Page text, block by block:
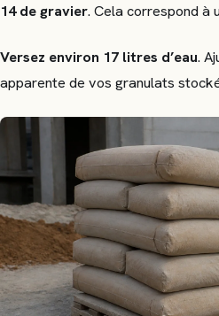
14 de gravier. Cela correspond à
Versez environ 17 litres d’eau.
apparente de vos granulats